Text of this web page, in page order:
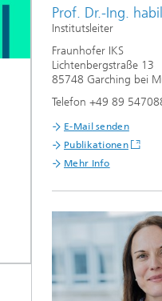
Prof. Dr.-Ing.
Institutsleiter
Fraunhofer IKS
Lichtenbergstraße 13
85748 Garching bei
Telefon +49 89
E-Mail senden
Publikationen
Mehr Info